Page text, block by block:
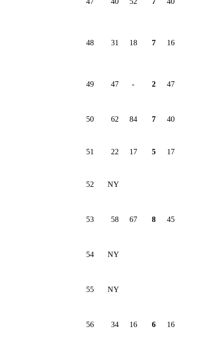
48 31 18 7 16
49 47 - 2 47
50 62 84 7 40
51 22 17 5 17
52 NY
53 58 67 8 45
54 NY
55 NY
56 34 16 6 16